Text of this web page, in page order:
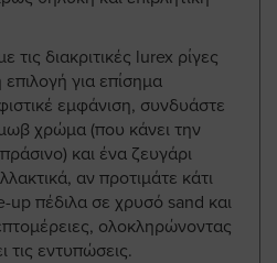
διακριτικές lurex ρίγες
επιλογή για επίσημα
εμφάνιση, συνδυάστε
χρώμα (που κάνει την
και ένα ζευγάρι
αν προτιμάτε κάτι
up πέδιλα σε χρυσό sand και
ολοκληρώνοντας
εντυπώσεις.